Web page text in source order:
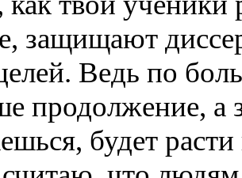
защищают
Ведь по
продолжение, а
будет